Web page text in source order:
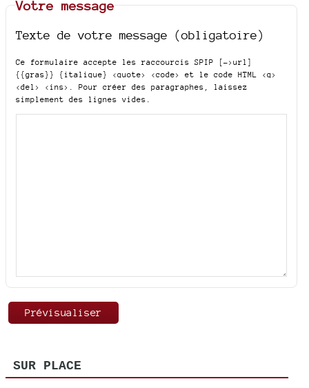
Votre message
Texte de votre message (obligatoire)
Ce formulaire accepte les raccourcis SPIP
[->url]
{{gras}} {italique} <quote> <code>
et le code HTML <q>
<del> <ins> . Pour créer des paragraphes, laissez
simplement des lignes vides.
SUR PLACE